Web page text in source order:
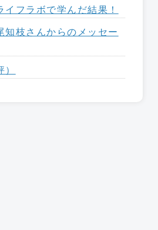
イフラボで学んだ結果！
知枝さんからのメッセー